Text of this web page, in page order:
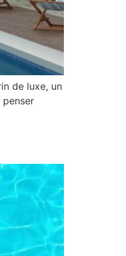
de luxe, un
penser